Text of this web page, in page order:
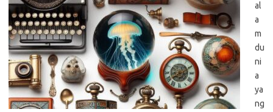
al
a
m
du
ni
a
ya
ng